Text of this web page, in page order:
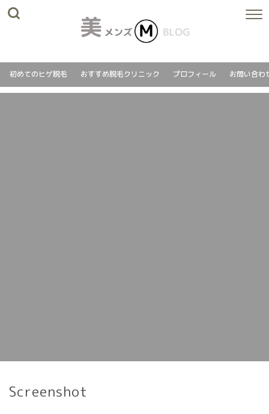
初めてのヒゲ脱毛 おすすめ脱毛クリニック プロフィール お問い合わ
Screenshot